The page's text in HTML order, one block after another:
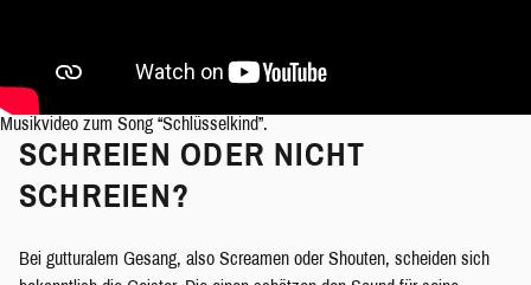
Musikvideo zum Song “Schlüsselkind”.
SCHREIEN ODER NICHT
SCHREIEN?
Bei gutturalem Gesang, also Screamen oder Shouten, scheiden sich